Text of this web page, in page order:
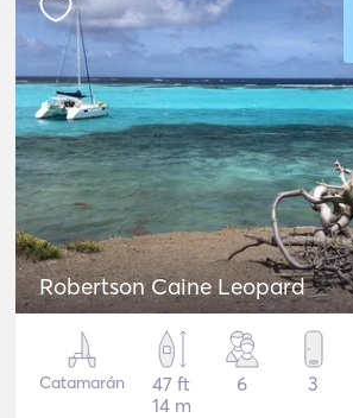
Robertson Caine Leopard
Catamarán
47 ft
14 m
6 3